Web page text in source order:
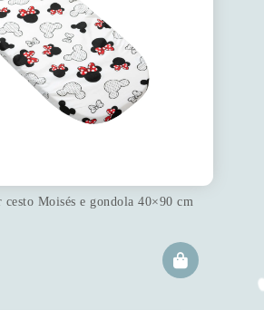
Moisés e gondola 40×90 cm